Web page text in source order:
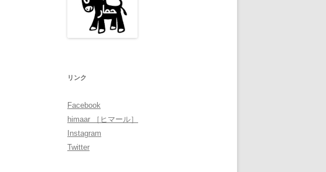
リンク
Facebook
himaar ［ヒマール］
Instagram
Twitter